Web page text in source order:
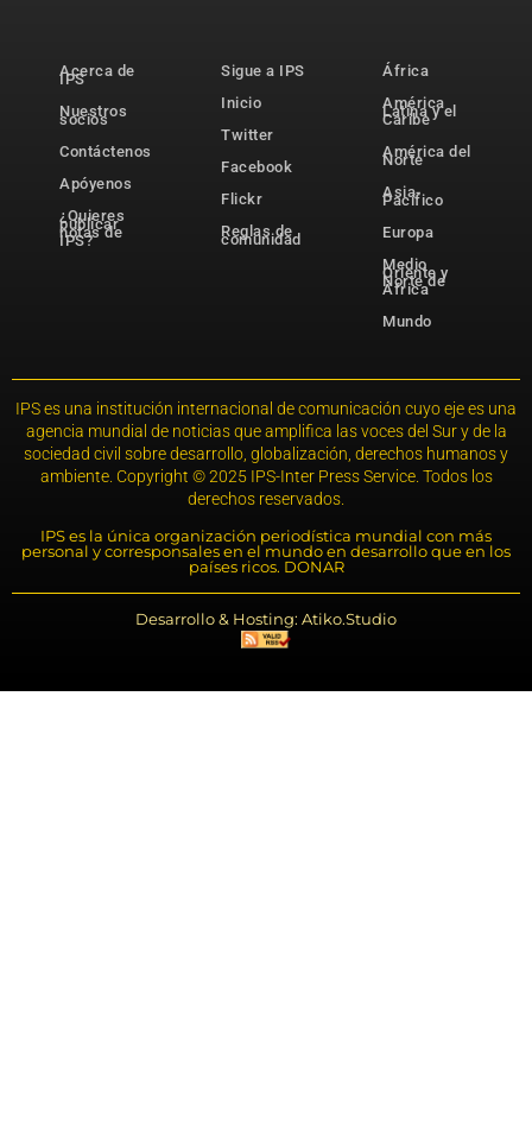
Acerca de
IPS
Nuestros
socios
Contáctenos
Apóyenos
¿Quieres
publicar
notas de
IPS?
Sigue a IPS
Inicio
Twitter
Facebook
Flickr
Reglas de
comunidad
África
América
Latina y el
Caribe
América del
Norte
Asia-
Pacífico
Europa
Medio
Oriente y
Norte de
África
Mundo
IPS es una institución internacional de comunicación cuyo eje es una
agencia mundial de noticias que amplifica las voces del Sur y de la
sociedad civil sobre desarrollo, globalización, derechos humanos y
ambiente. Copyright © 2025 IPS-Inter Press Service. Todos los
derechos reservados.
IPS es la única organización periodística mundial con más
personal y corresponsales en el mundo en desarrollo que en los
países ricos. DONAR
Desarrollo & Hosting: Atiko.Studio